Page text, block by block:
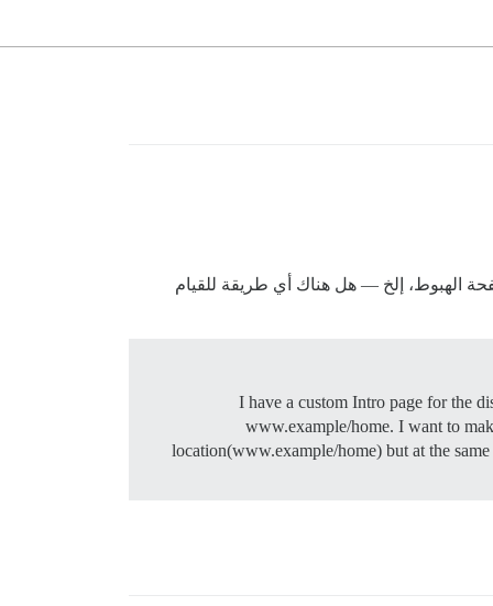
الهبوط، إلخ — هل هناك أي طريقة للقيام
I have a custom Intro page for the
www.example/home. I want to
location(www.example/home) but at the